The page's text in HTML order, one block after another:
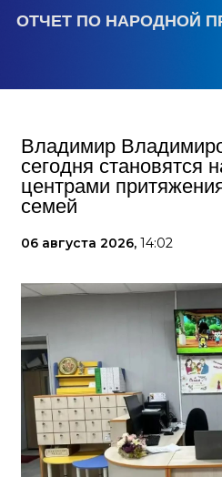
ОТЧЕТ ПО НАРОДНОЙ
Владимир
сегодня становятся
центрами
семей
06 августа 2026, 14:02